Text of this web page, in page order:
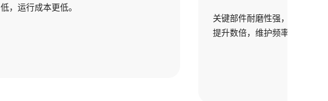
低，运行成本更低。
关键部件耐磨性强，使用寿命
提升数倍，维护频率低。